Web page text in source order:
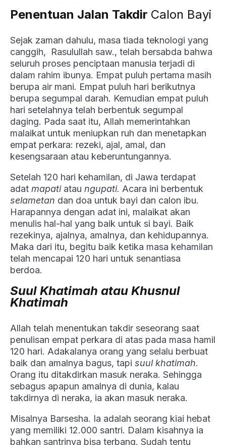
Penentuan Jalan Takdir Calon Bayi
Sejak zaman dahulu, masa tiada teknologi yang
canggih, Rasulullah saw., telah bersabda bahwa
seluruh proses penciptaan manusia terjadi di
dalam rahim ibunya. Empat puluh pertama masih
berupa air mani. Empat puluh hari berikutnya
berupa segumpal darah. Kemudian empat puluh
hari setelahnya telah berbentuk segumpal
daging. Pada saat itu, Allah memerintahkan
malaikat untuk meniupkan ruh dan menetapkan
empat perkara: rezeki, ajal, amal, dan
kesengsaraan atau keberuntungannya.
Setelah 120 hari kehamilan, di Jawa terdapat
adat mapati atau ngupati. Acara ini berbentuk
selametan dan doa untuk bayi dan calon ibu.
Harapannya dengan adat ini, malaikat akan
menulis hal-hal yang baik untuk si bayi. Baik
rezekinya, ajalnya, amalnya, dan kehidupannya.
Maka dari itu, begitu baik ketika masa kehamilan
telah mencapai 120 hari untuk senantiasa
berdoa.
Suul Khatimah atau Khusnul
Khatimah
Allah telah menentukan takdir seseorang saat
penulisan empat perkara di atas pada masa hamil
120 hari. Adakalanya orang yang selalu berbuat
baik dan amalnya bagus, tapi suul khatimah.
Orang itu ditakdirkan masuk neraka. Sehingga
sebagus apapun amalnya di dunia, kalau
takdirnya di neraka, ia akan masuk neraka.
Misalnya Barsesha. Ia adalah seorang kiai hebat
yang memiliki 12.000 santri. Dalam kisahnya ia
bahkan santrinya bisa terbang. Sudah tentu